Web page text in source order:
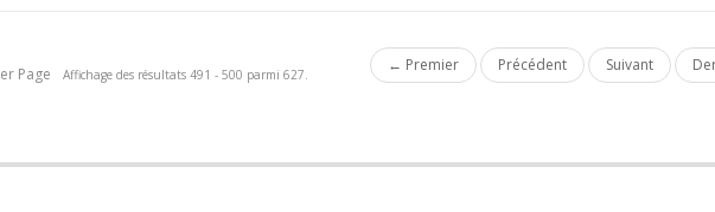
Page Affichage des résultats 491 - 500 parmi 627. ← Premier Précédent Suivant